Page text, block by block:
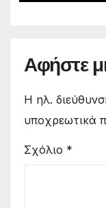
Αφήστε
Η ηλ.
υποχρεωτικά
Σχόλιο *